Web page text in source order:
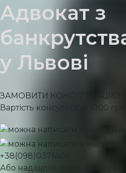
Адвокат з
у Львові
ЗАМОВИТИ КОНСУЛЬТАЦІЮ!
Вартість консультації 1000 грн/
+38(098)0376506
Або надішліть свою заявку на